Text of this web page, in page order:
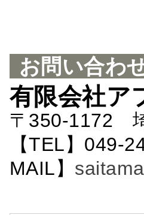
お問い合わ
有限会社ア
〒350-1172
【TEL】
MAIL】